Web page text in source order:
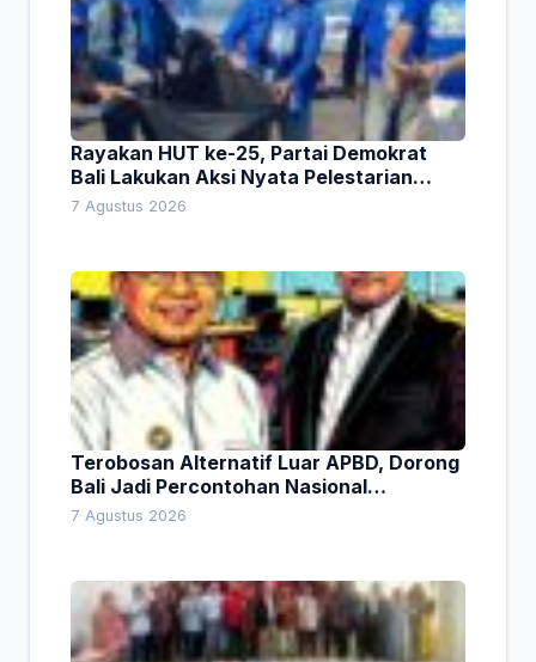
Rayakan HUT ke-25, Partai Demokrat
Bali Lakukan Aksi Nyata Pelestarian
Lingkungan
7 Agustus 2026
Terobosan Alternatif Luar APBD, Dorong
Bali Jadi Percontohan Nasional
Pembiayaan Daerah
7 Agustus 2026